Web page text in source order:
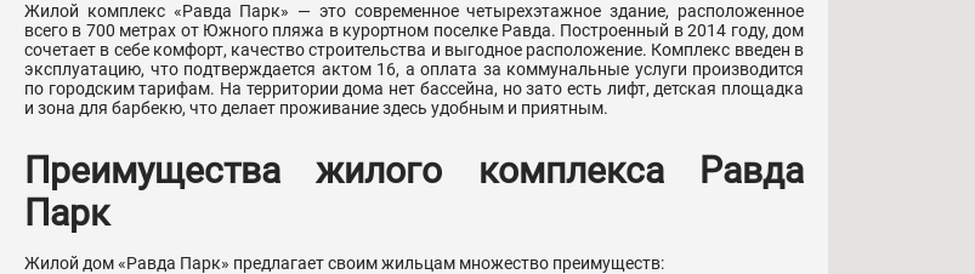
Жилой комплекс «Равда Парк» — это современное четырехэтажное здание, расположенное
всего в 700 метрах от Южного пляжа в курортном поселке Равда. Построенный в 2014 году, дом
сочетает в себе комфорт, качество строительства и выгодное расположение. Комплекс введен в
эксплуатацию, что подтверждается актом 16, а оплата за коммунальные услуги производится
по городским тарифам. На территории дома нет бассейна, но зато есть лифт, детская площадка
и зона для барбекю, что делает проживание здесь удобным и приятным.
Преимущества жилого комплекса Равда
Парк
Жилой дом «Равда Парк» предлагает своим жильцам множество преимуществ: